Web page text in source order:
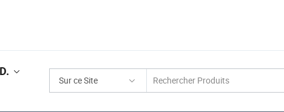
Sur ce Site